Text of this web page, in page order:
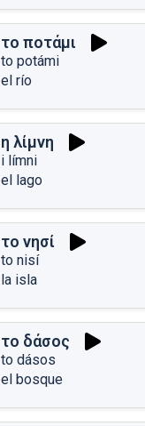
το ποτάμι
to potámi
el río
η λίμνη
i límni
el lago
το νησί
to nisí
la isla
το δάσος
to dásos
el bosque